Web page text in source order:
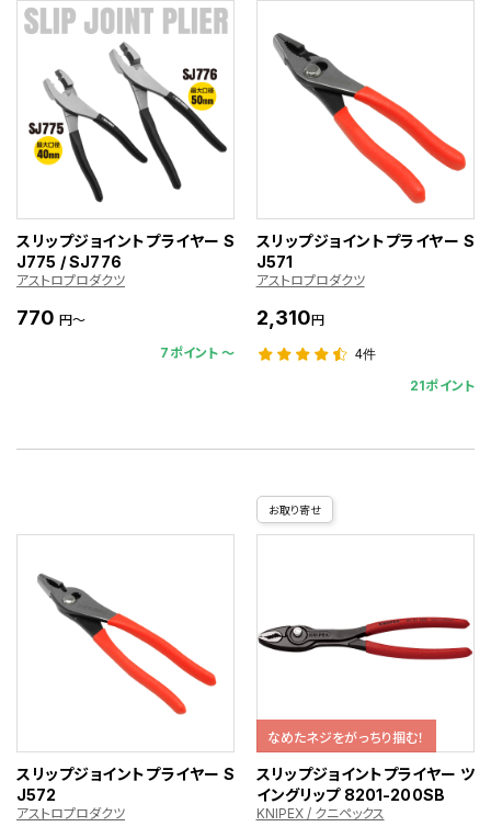
スリップジョイントプライヤー S
J775 / SJ776
アストロプロダクツ
770 円～
7ポイント 〜
スリップジョイントプライヤー S
J571
アストロプロダクツ
2,310円
4件
21ポイント
スリップジョイントプライヤー S
J572
アストロプロダクツ
お取り寄せ
なめたネジをがっちり掴む！
スリップジョイントプライヤー ツ
イングリップ 8201-200SB
KNIPEX / クニペックス